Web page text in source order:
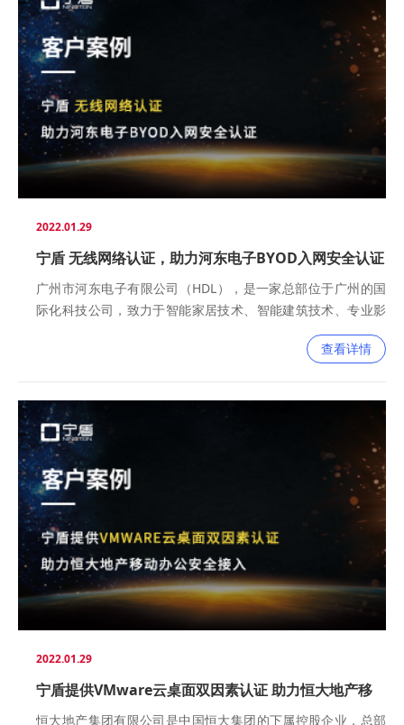
2022.01.29
宁盾 无线网络认证，助力河东电子BYOD入网安全认证
广州市河东电子有限公司（HDL），是一家总部位于广州的国
际化科技公司，致力于智能家居技术、智能建筑技术、专业影
视舞台灯光等领域，为客户提供从设计、咨询、产品到工程实
施的全方位解决方案。HDL于1985年成立，以专业影视舞台灯
筑系统产品，并且成功开拓国际市场，在全球100多个国家建立
起由核心代理商、经销商及工程商组成的销售服务网络，在中
国和海外已完成多个智能工程项目。
查看详情
2022.01.29
宁盾提供VMware云桌面双因素认证 助力恒大地产移
动办公安全接入
恒大地产集团有限公司是中国恒大集团的下属控股企业，总部